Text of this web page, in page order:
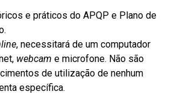
e práticos do APQP e Plano de
, necessitará de um computador
webcam e microfone. Não são
de utilização de nenhum
específica.